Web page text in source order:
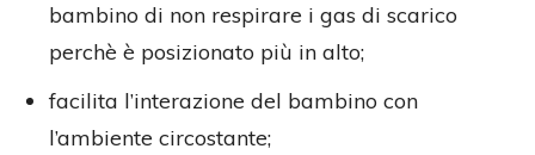
bambino di non respirare i gas di scarico
perchè è posizionato più in alto;
facilita l’interazione del bambino con
l’ambiente circostante;